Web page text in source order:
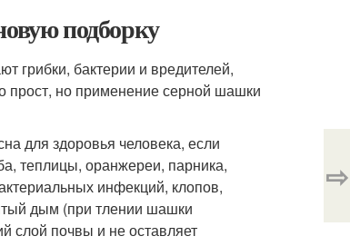
подборку
грибки, бактерии и вредителей,
прост, но применение серной шашки
для здоровья человека, если
теплицы, оранжереи, парника,
инфекций, клопов,
дым (при тлении шашки
слой почвы и не оставляет
⇨